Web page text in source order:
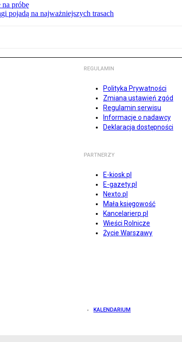
próbę
pojadą na najważniejszych trasach
REGULAMIN
Polityka Prywatności
Zmiana ustawień zgód
Regulamin serwisu
Informacje o nadawcy
Deklaracja dostępności
PARTNERZY
E-kiosk.pl
E-gazety.pl
Nexto.pl
Mała księgowość
Kancelarierp.pl
Wieści Rolnicze
Życie Warszawy
KALENDARIUM